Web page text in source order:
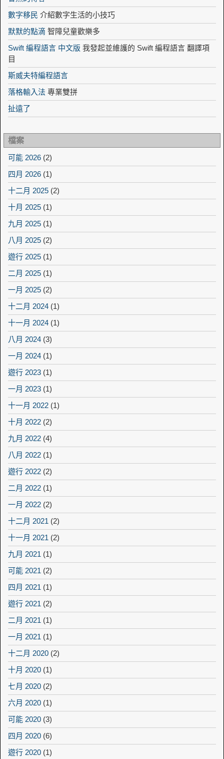
數字移民 介紹數字生活的小技巧
默默的點滴 智障兒童歡樂多
Swift 編程語言 中文版 我發起並維護的 Swift 編程語言 翻譯項
目
斯威夫特編程語言
落格輸入法 專業雙拼
扯遠了
檔案
可能 2026 (2)
四月 2026 (1)
十二月 2025 (2)
十月 2025 (1)
九月 2025 (1)
八月 2025 (2)
遊行 2025 (1)
二月 2025 (1)
一月 2025 (2)
十二月 2024 (1)
十一月 2024 (1)
八月 2024 (3)
一月 2024 (1)
遊行 2023 (1)
一月 2023 (1)
十一月 2022 (1)
十月 2022 (2)
九月 2022 (4)
八月 2022 (1)
遊行 2022 (2)
二月 2022 (1)
一月 2022 (2)
十二月 2021 (2)
十一月 2021 (2)
九月 2021 (1)
可能 2021 (2)
四月 2021 (1)
遊行 2021 (2)
二月 2021 (1)
一月 2021 (1)
十二月 2020 (2)
十月 2020 (1)
七月 2020 (2)
六月 2020 (1)
可能 2020 (3)
四月 2020 (6)
遊行 2020 (1)